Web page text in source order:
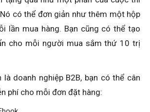
có thể đơn giản như thêm một hộp
lần mua hàng. Bạn cũng có thể tạo
cho mỗi người mua sắm thứ 10 trị
là doanh nghiệp B2B, bạn có thể cân
phí cho mỗi đơn đặt hàng: